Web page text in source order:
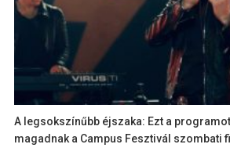
A legsokszínűbb éjszaka: Ezt a
magadnak a Campus Fesztivál szombati